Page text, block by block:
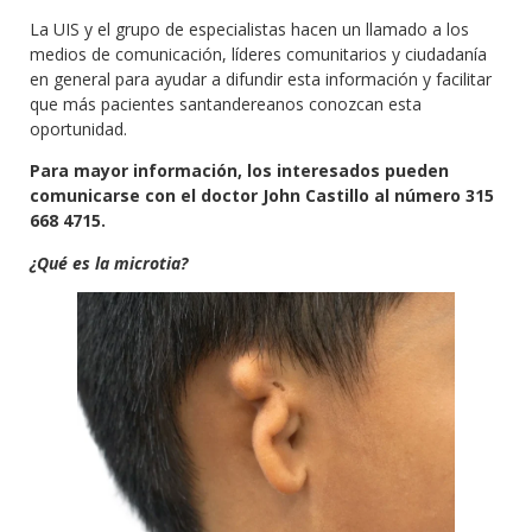
La UIS y el grupo de especialistas hacen un llamado a los
medios de comunicación, líderes comunitarios y ciudadanía
en general para ayudar a difundir esta información y facilitar
que más pacientes santandereanos conozcan esta
oportunidad.
Para mayor información, los interesados pueden
comunicarse con el doctor John Castillo al número 315
668 4715.
¿Qué es la microtia?